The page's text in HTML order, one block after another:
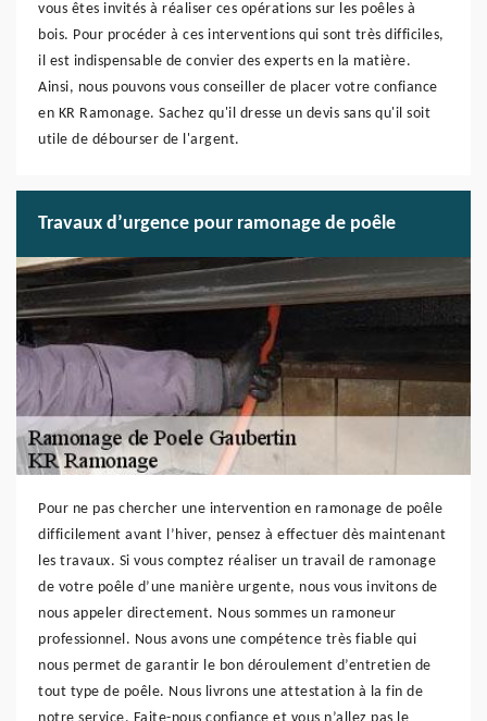
vous êtes invités à réaliser ces opérations sur les poêles à
bois. Pour procéder à ces interventions qui sont très difficiles,
il est indispensable de convier des experts en la matière.
Ainsi, nous pouvons vous conseiller de placer votre confiance
en KR Ramonage. Sachez qu'il dresse un devis sans qu'il soit
utile de débourser de l'argent.
Travaux d’urgence pour ramonage de poêle
Pour ne pas chercher une intervention en ramonage de poêle
difficilement avant l’hiver, pensez à effectuer dès maintenant
les travaux. Si vous comptez réaliser un travail de ramonage
de votre poêle d’une manière urgente, nous vous invitons de
nous appeler directement. Nous sommes un ramoneur
professionnel. Nous avons une compétence très fiable qui
nous permet de garantir le bon déroulement d’entretien de
tout type de poêle. Nous livrons une attestation à la fin de